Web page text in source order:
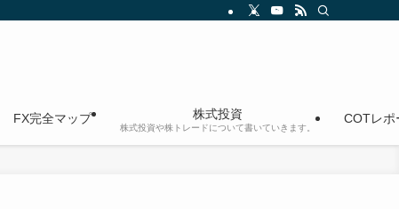
FX完全マップ 株式投資
株式投資や株トレードについて書いていきます。
COTレポ